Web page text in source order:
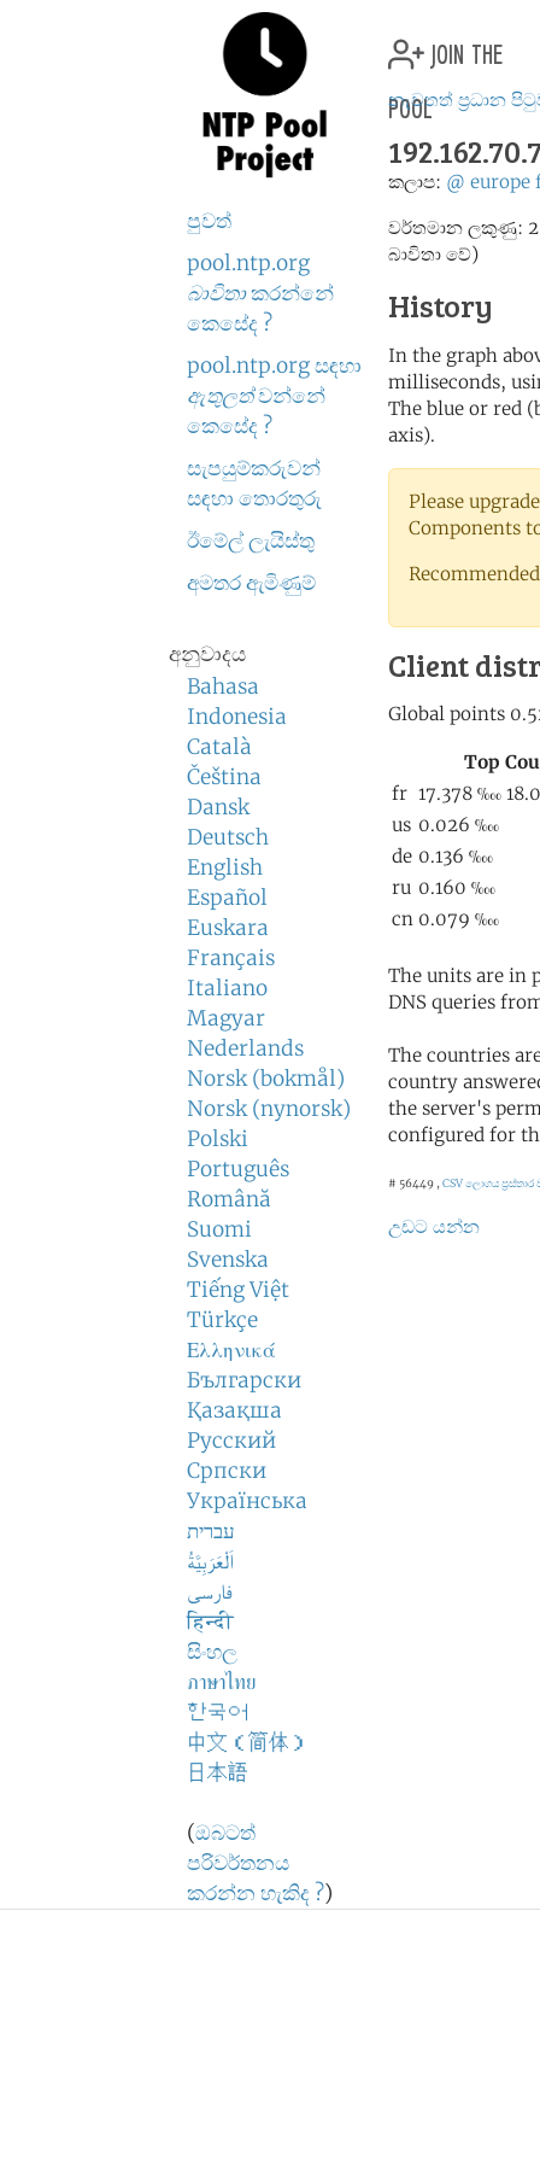
පුවත්
pool.ntp.org
බාවිතාකරන්නේ
කෙසේද ?
pool.ntp.org සඳහා
ඇතුලත්වන්නේ
කෙසේද ?
සැපයුම්කරුවන්
සඳහා තොරතුරු
ඊමේල් ලැයිස්තු
අමතර ඇමිණුම්
අනුවාදය
Bahasa
Indonesia
Català
Čeština
Dansk
Deutsch
English
Español
Euskara
Français
Italiano
Magyar
Nederlands
Norsk (bokmål)
Norsk (nynorsk)
Polski
Português
Română
Suomi
Svenska
Tiếng Việt
Türkçe
Ελληνικά
Български
Қазақша
Русский
Српски
Українська
עברית
اَلْعَرَبِيَّةُ
فارسی
हिन्दी
සිංහල
ภาษาไทย
한국어
中文（简体）
日本語
(ඔබටත්
පරිවර්තනය
කරන්න හැකිද ?)
join the
pool
නැවතත් ප්‍රධාන
කලාප: @ europe
වර්තමාන ලකුණු:
බාවිතා වේ)
History
In the graph
milliseconds,
The blue or red
axis).
Please
Components
Client
The units are in
DNS queries
The countries
country
the server's
configured for
# 56449 , CSV ලොගය
උඩට යන්න